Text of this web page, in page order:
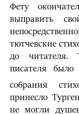
Фету
выправить
тютчевские
до читателя.
писателя было
собрания
принесло
не могли